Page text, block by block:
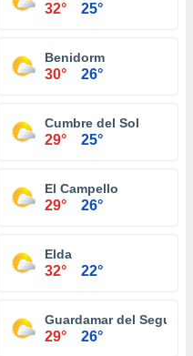
32° 25°
Benidorm
30° 26°
Cumbre del Sol
29° 25°
El Campello
29° 26°
Elda
32° 22°
Guardamar del Segura
29° 26°